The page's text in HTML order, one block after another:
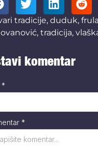
tradicije, duduk, frula
, tradicija,
komentar
*
*